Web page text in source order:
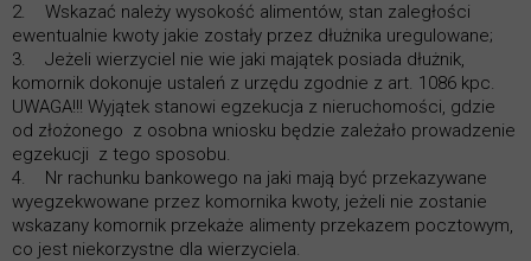
2. Wskazać należy wysokość alimentów, stan zaległości
ewentualnie kwoty jakie zostały przez dłużnika uregulowane;
3. Jeżeli wierzyciel nie wie jaki majątek posiada dłużnik,
komornik dokonuje ustaleń z urzędu zgodnie z art. 1086 kpc.
UWAGA!!! Wyjątek stanowi egzekucja z nieruchomości, gdzie
od złożonego z osobna wniosku będzie zależało prowadzenie
egzekucji z tego sposobu.
4. Nr rachunku bankowego na jaki mają być przekazywane
wyegzekwowane przez komornika kwoty, jeżeli nie zostanie
wskazany komornik przekaże alimenty przekazem pocztowym,
co jest niekorzystne dla wierzyciela.